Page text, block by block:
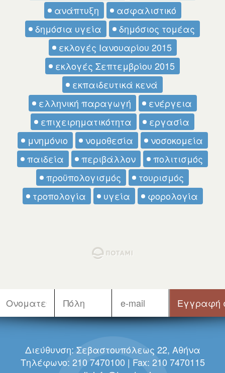
ανάπτυξη
ασφαλιστικό
δημόσια υγεία
δημόσιος τομέας
εκλογές Ιανουαρίου 2015
εκλογές Σεπτεμβρίου 2015
εκπαιδευτικά κενά
ελληνική παραγωγή
ενέργεια
επιχειρηματικότητα
εργασία
μνημόνιο
νομοθεσία
νοσοκομεία
παιδεία
περιβάλλον
πολιτισμός
προϋπολογισμός
τουρισμός
τροπολογία
υγεία φορολογία
Διεύθυνση: Σεβαστουπόλεως 22, Αθήνα
Τηλέφωνο: 210 7470100 | Fax: 210 7470115